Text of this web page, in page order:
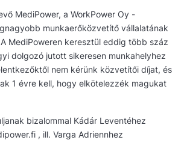
MediPower, a WorkPower Oy -
munkaerőközvetítő vállalatának
MediPoweren keresztül eddig több száz
dolgozó jutott sikeresen munkahelyhez
nem kérünk közvetítői díjat, és
1 évre kell, hogy elkötelezzék magukat
bizalommal Kádár Leventéhez
, ill. Varga Adriennhez